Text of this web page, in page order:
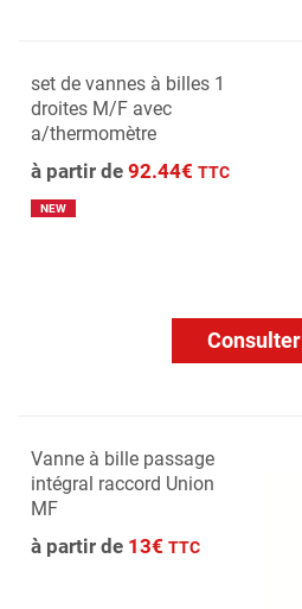
set de vannes à billes 1
droites M/F avec
a/thermomètre
à partir de 92.44€ TTC
NEW
Consulter
Vanne à bille passage
intégral raccord Union
MF
à partir de 13€ TTC